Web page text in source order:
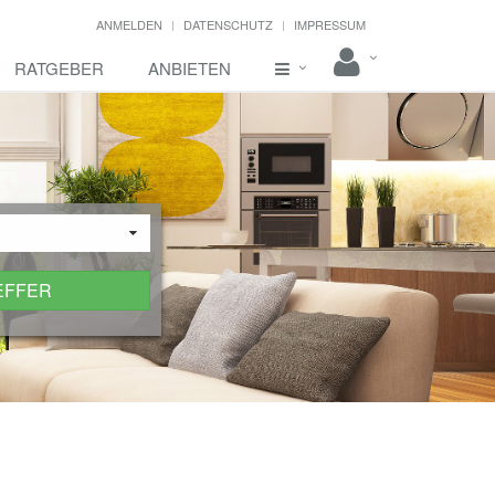
ANMELDEN DATENSCHUTZ IMPRESSUM
RATGEBER ANBIETEN